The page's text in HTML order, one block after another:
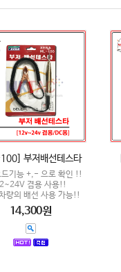
부저배선테스타
드기능 +,- 으로 확인 !!
겸용 사용!!
량의 배선 사용 가능!!
14,300원